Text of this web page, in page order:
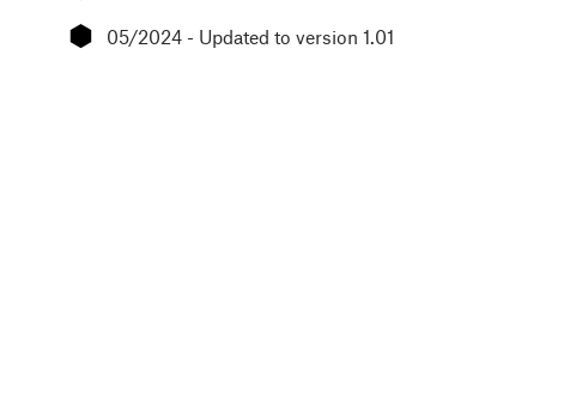
⬢ 05/2024 - Updated to version 1.01